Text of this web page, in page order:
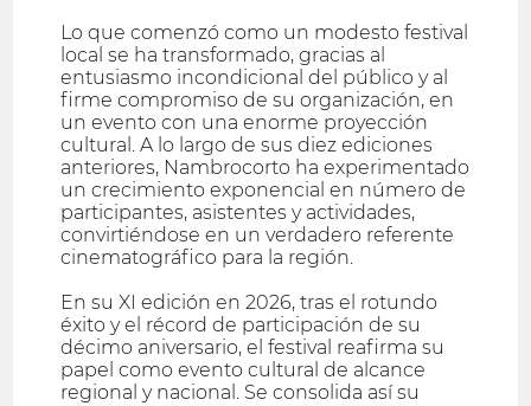
Lo que comenzó como un modesto festival
local se ha transformado, gracias al
entusiasmo incondicional del público y al
firme compromiso de su organización, en
un evento con una enorme proyección
cultural. A lo largo de sus diez ediciones
anteriores, Nambrocorto ha experimentado
un crecimiento exponencial en número de
participantes, asistentes y actividades,
convirtiéndose en un verdadero referente
cinematográfico para la región.
En su XI edición en 2026, tras el rotundo
éxito y el récord de participación de su
décimo aniversario, el festival reafirma su
papel como evento cultural de alcance
regional y nacional. Se consolida así su